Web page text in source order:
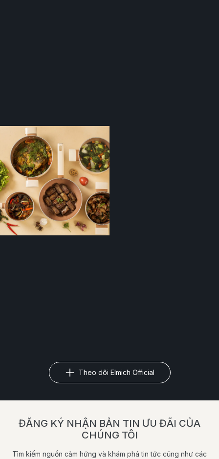
Theo dõi Elmich Official
ĐĂNG KÝ NHẬN BẢN TIN ƯU ĐÃI CỦA
CHÚNG TÔI
Tìm kiếm nguồn cảm hứng và khám phá tin tức cũng như các